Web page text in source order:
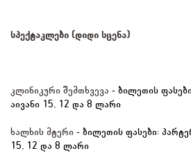
სპექტაკლები (დიდი სცენა)
კლინიკური შემთხვევა - ბილეთის
აივანი 15, 12 და 8 ლარი
ხალხის მტერი - ბილეთის ფასები:
15, 12 და 8 ლარი